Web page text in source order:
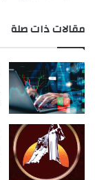
مقالات ذات صلة